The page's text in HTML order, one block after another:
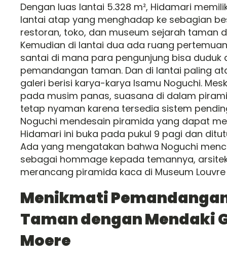
Dengan luas lantai 5.328 m², Hidamari
lantai atap yang menghadap ke sebagian
restoran, toko, dan museum sejarah taman
Kemudian di lantai dua ada ruang
santai di mana para pengunjung bisa duduk
pemandangan taman. Dan di lantai paling
galeri berisi karya-karya lsamu Noguchi.
pada musim panas, suasana di dalam
tetap nyaman karena tersedia sistem
Noguchi mendesain piramida yang dapat
Hidamari ini buka pada pukul 9 pagi dan
Ada yang mengatakan bahwa Noguchi
sebagai hommage kepada temannya,
merancang piramida kaca di Museum Louvre
Menikmati
Taman dengan Mendaki
Moere